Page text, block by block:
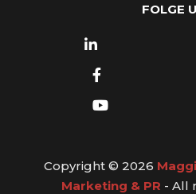
FOLGE
Copyright © 2026
Marketing & PR - All